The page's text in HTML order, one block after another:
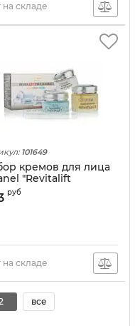
на складе
101649
кремов для лица
"Revitalift
руб
на складе
все